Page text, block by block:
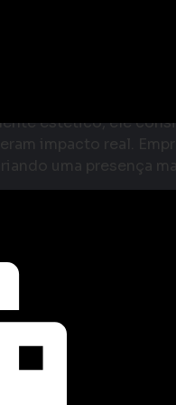
Que é
estético, ele
impacto real.
uma presença